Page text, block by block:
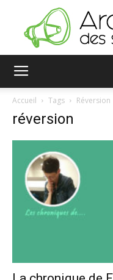
Accueil Tags Réversion
réversion